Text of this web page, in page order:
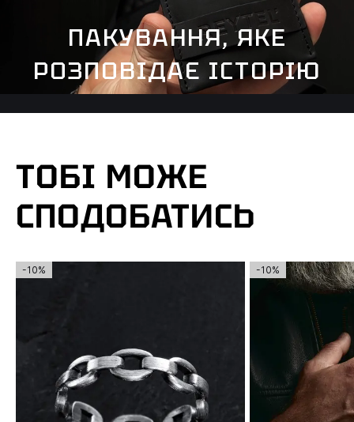
ПАКУВАННЯ, ЯКЕ
РОЗПОВІДАЄ ІСТОРІЮ
ТОБІ МОЖЕ
СПОДОБАТИСЬ
-10% -10%